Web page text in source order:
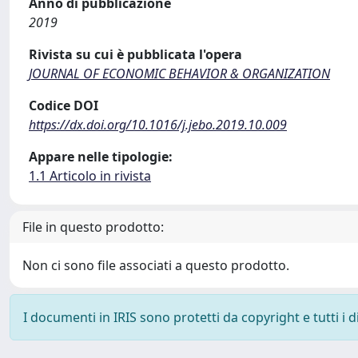
2019
Rivista su cui è pubblicata l'opera
JOURNAL OF ECONOMIC BEHAVIOR & ORGANIZATION
Codice DOI
https://dx.doi.org/10.1016/j.jebo.2019.10.009
Appare nelle tipologie:
1.1 Articolo in rivista
File in questo prodotto:
Non ci sono file associati a questo prodotto.
I documenti in IRIS sono protetti da copyright e tutti i